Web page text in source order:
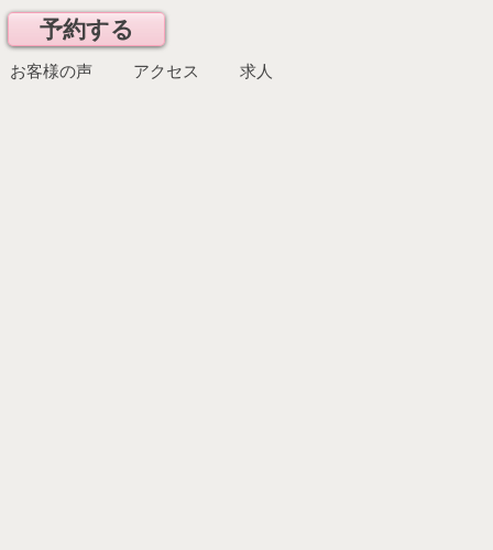
予約する
​お客様の声 アクセス 求人